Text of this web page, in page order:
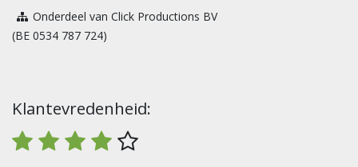
Onderdeel van Click Productions BV
(BE 0534 787 724)
Klantevredenheid: